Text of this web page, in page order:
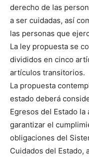
derecho de las
a ser cuidadas, así
las personas que
La ley propuesta se
divididos en cinco
artículos transitorios.
La propuesta
estado deberá
Egresos del Estado
garantizar el
obligaciones del
Cuidados del Estado,